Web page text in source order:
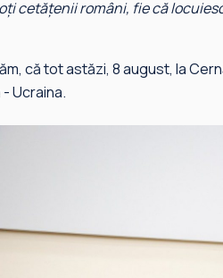
cetățenii români, fie că
că tot astăzi, 8 august, la
Ucraina.